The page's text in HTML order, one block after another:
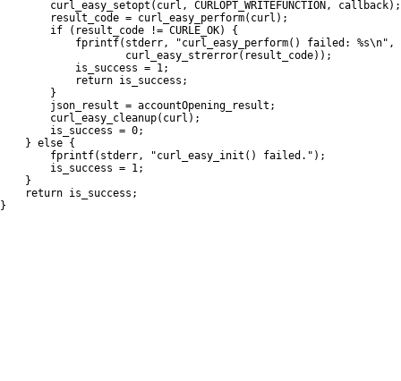
curl_easy_setopt ( curl , CURLOPT_WRITEFUNCTION , callback) ;
        result_code
= curl_easy_perform( curl ) ;
if
( result_code != CURLE_OK)
{
fprintf( stderr, "curl_easy_perform() failed: %s\n" ,
curl_easy_strerror( result_code) ) ;
            is_success
= 1;
return is_success ;
}
        json_result
= accountOpening_result ;
curl_easy_cleanup( curl ) ;
        is_success
= 0;
} else {
fprintf( stderr, "curl_easy_init() failed." ) ;
        is_success
= 1;
}
return is_success ;
}